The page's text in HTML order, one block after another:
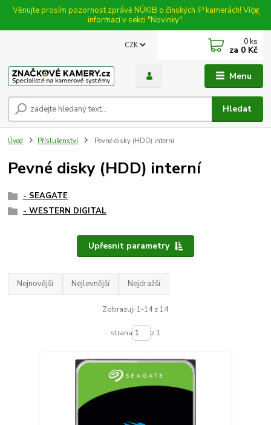
Věnujte prosím pozornost zprávě NÚKIB o čínských IP kamerách! Více
informací v sekci "Novinky".
Menu
CZK
Hledat
0 ks
za 0 Kč
Úvod Příslušenství Pevné disky (HDD) interní
Pevné disky (HDD) interní
- SEAGATE
- WESTERN DIGITAL
Upřesnit parametry
Nejnovější Nejlevnější Nejdražší
Zobrazuji 1-14 z 14
strana z 1